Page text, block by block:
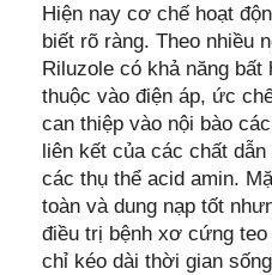
Hiện nay cơ chế hoạt
biết rõ ràng. Theo nhiều
Riluzole có khả năng
thuộc vào điện áp, ức
can thiệp vào nội bào
liên kết của các chất
các thụ thể acid amin.
toàn và dung nạp tốt
điều trị bệnh xơ cứng
chỉ kéo dài thời gian